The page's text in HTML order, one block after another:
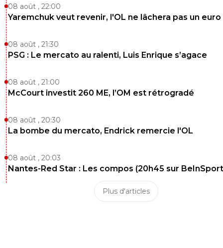
08 août , 22:00
Yaremchuk veut revenir, l'OL ne lâchera pas un euro
08 août , 21:30
PSG : Le mercato au ralenti, Luis Enrique s’agace
08 août , 21:00
McCourt investit 260 ME, l’OM est rétrogradé
08 août , 20:30
La bombe du mercato, Endrick remercie l'OL
08 août , 20:03
Nantes-Red Star : Les compos (20h45 sur
Plus d'articles